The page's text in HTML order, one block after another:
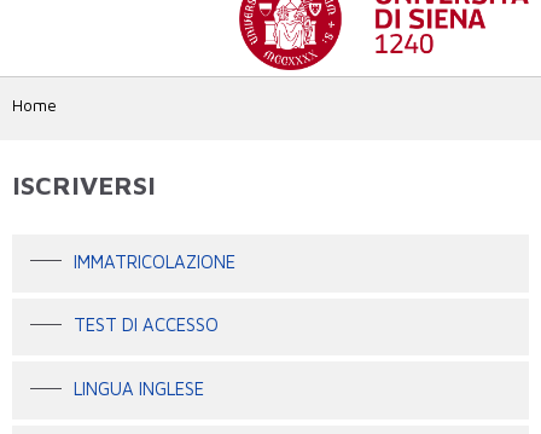
Home
ISCRIVERSI
IMMATRICOLAZIONE
TEST DI ACCESSO
LINGUA INGLESE